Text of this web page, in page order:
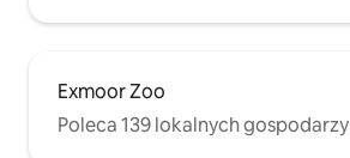
Exmoor Zoo
Poleca 139 lokalnych gospodarzy